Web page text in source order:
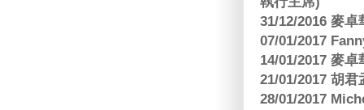
31/12/2016 麥
07/01/2017
14/01/2017 麥
21/01/2017 胡
28/01/2017